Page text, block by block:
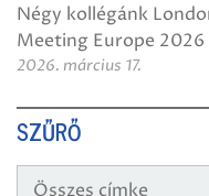
Négy kollégánk
Meeting Europe
2026. március 17.
SZŰRŐ